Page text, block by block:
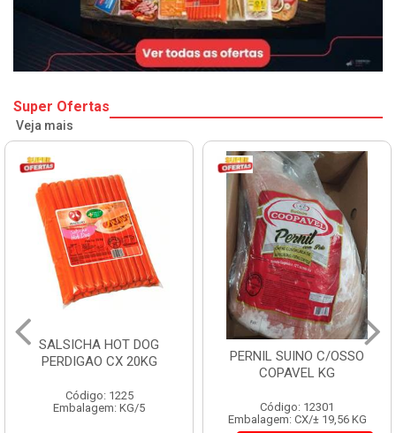
Super Ofertas
Veja mais
SALSICHA HOT DOG
PERDIGAO CX 20KG
Código: 1225
Embalagem: KG/5
PERNIL SUINO C/OSSO
COPAVEL KG
Código: 12301
Embalagem: CX/± 19,56 KG